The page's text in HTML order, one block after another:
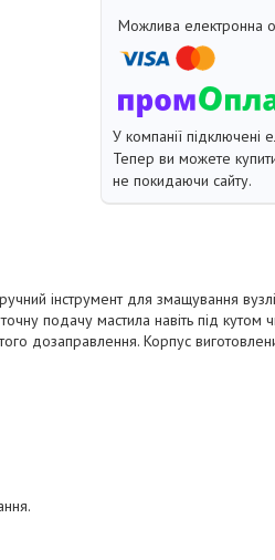
У компанії підключені
Тепер ви можете
не покидаючи сайту.
інструмент для змащування
подачу мастила навіть під кутом
дозаправлення. Корпус